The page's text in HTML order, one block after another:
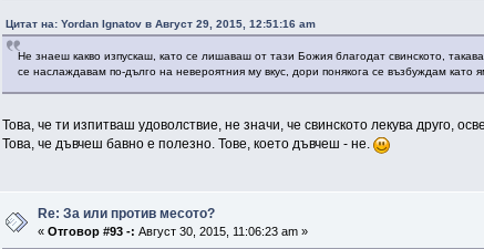
Цитат на: Yordan Ignatov в Август 29, 2015, 12:51:16 am
Не знаеш какво изпускаш, като се лишаваш от тази Божия благодат свинското,
се наслаждавам по-дълго на невероятния му вкус, дори понякога се възбуждам като
Това, че ти изпитваш удоволствие, не значи, че свинското лекува друго,
Това, че дъвчеш бавно е полезно. Тове, което дъвчеш - не.
Re: За или против месото?
«Отговор #93 -: Август 30, 2015, 11:06:23 am »